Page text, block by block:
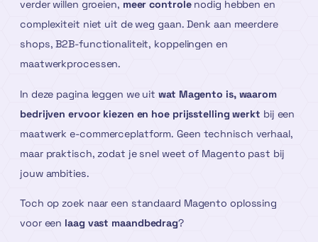
verder willen groeien, meer controlenodig hebben en
complexiteit niet uit de weg gaan. Denk aan meerdere
shops, B2B-functionaliteit, koppelingen en
maatwerkprocessen.
In deze pagina leggen we uitwat Magento is, waarom
bedrijven ervoor kiezen en hoe prijsstelling werkt bij een
maatwerk e-commerceplatform. Geen technisch verhaal,
maar praktisch, zodat je snel weet of Magento past bij
jouw ambities.
Toch op zoek naar een standaard Magento oplossing
voor een laag vast maandbedrag?